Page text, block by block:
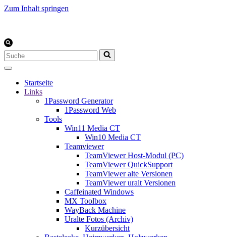
Zum Inhalt springen
Suchen
nach …
Startseite
Links
1Password Generator
1Password Web
Tools
Win11 Media CT
Win10 Media CT
Teamviewer
TeamViewer Host-Modul (PC)
TeamViewer QuickSupport
TeamViewer alte Versionen
TeamViewer uralt Versionen
Caffeinated Windows
MX Toolbox
WayBack Machine
Uralte Fotos (Archiv)
Kurzübersicht